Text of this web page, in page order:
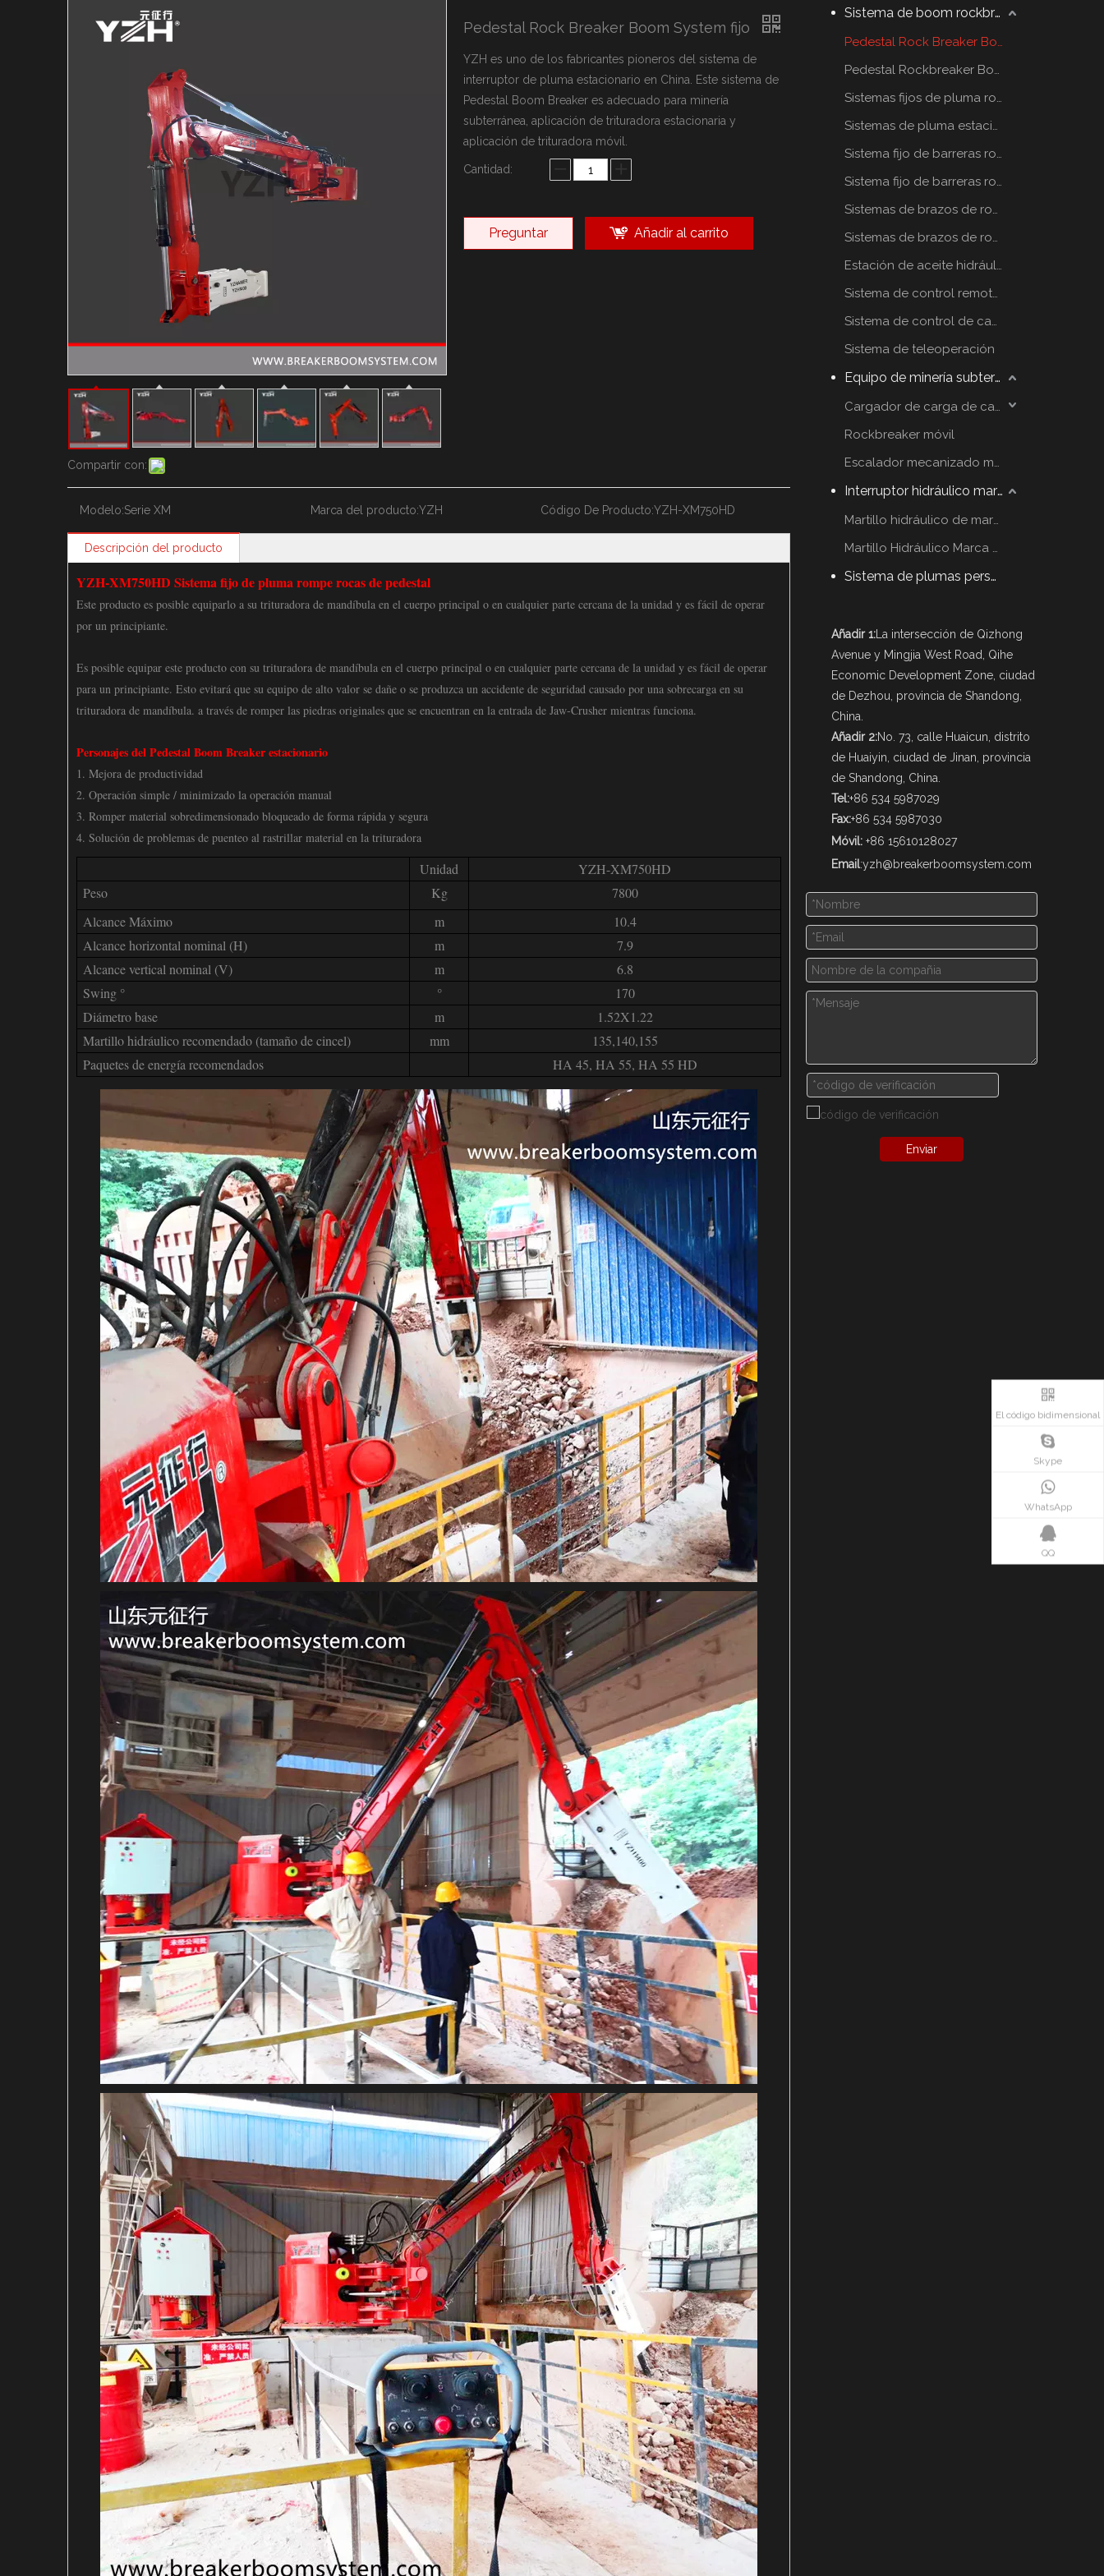
Compartir con:
Pedestal Rock Breaker Boom System fijo
YZH es uno de los fabricantes pioneros del sistema de
interruptor de pluma estacionario en China. Este sistema de
Pedestal Boom Breaker es adecuado para minería
subterránea, aplicación de trituradora estacionaria y
aplicación de trituradora móvil.
Cantidad:
Preguntar Añadir al carrito
Modelo:Serie XM Marca del producto:YZH Código De Producto:YZH-XM750HD
Descripción del producto
YZH-XM750HD Sistema fijo de pluma rompe rocas de pedestal
Este producto es posible equiparlo a su trituradora de mandíbula en el cuerpo principal o en cualquier parte cercana de la unidad y es fácil de operar
por un principiante.
Es posible equipar este producto con su trituradora de mandíbula en el cuerpo principal o en cualquier parte cercana de la unidad y es fácil de operar
para un principiante. Esto evitará que su equipo de alto valor se dañe o se produzca un accidente de seguridad causado por una sobrecarga en su
trituradora de mandíbula. a través de romper las piedras originales que se encuentran en la entrada de Jaw-Crusher mientras funciona.
Personajes del Pedestal Boom Breaker estacionario
1. Mejora de productividad
2. Operación simple / minimizado la operación manual
3. Romper material sobredimensionado bloqueado de forma rápida y segura
4. Solución de problemas de puenteo al rastrillar material en la trituradora
Unidad
YZH-XM750HD
Peso
Kg
7800
Alcance Máximo
m
10.4
Alcance horizontal nominal (H)
m
7.9
Alcance vertical nominal (V)
m
6.8
Swing °
°
170
Diámetro base
m
1.52X1.22
Martillo hidráulico recomendado (tamaño de cincel)
mm
135,140,155
Paquetes de energía recomendados
HA 45, HA 55, HA 55 HD
Sistema de boom rockbreaker
Pedestal Rock Breaker Boom System
Pedestal Rockbreaker Boom System
Sistemas fijos de pluma rompe rocas
Sistemas de pluma estacionaria rompe rocas
Sistema fijo de barreras rompe rocas
Sistema fijo de barreras rompe rocas
Sistemas de brazos de rompe rocas estáticos
Sistemas de brazos de rompe rocas estáticos
Estación de aceite hidráulico
Sistema de control remoto por radio
Sistema de control de cabina
Sistema de teleoperación
Equipo de minería subterráneo
Cargador de carga de carga
Rockbreaker móvil
Escalador mecanizado móvil
Interruptor hidráulico martillo
Martillo hidráulico de marca YZH
Martillo Hidráulico Marca Rammer
Sistema de plumas personalizadas
Añadir 1: La intersección de Qizhong
Avenue y Mingjia West Road, Qihe
Economic Development Zone, ciudad
de Dezhou, provincia de Shandong,
China.
Añadir 2:No. 73, calle Huaicun, distrito
de Huaiyin, ciudad de Jinan, provincia
de Shandong, China.
Tel:+86 534 5987029
Fax:+86 534 5987030
Móvil: +86 15610128027
Email:yzh@breakerboomsystem.com
Enviar
El código bidimensional
Skype
WhatsApp
QQ